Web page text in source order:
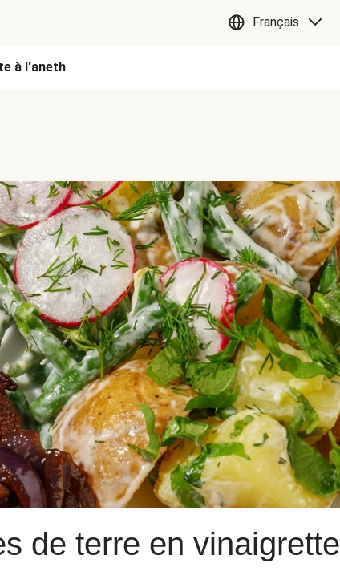
Français
à l'aneth
de terre en vinaigrette